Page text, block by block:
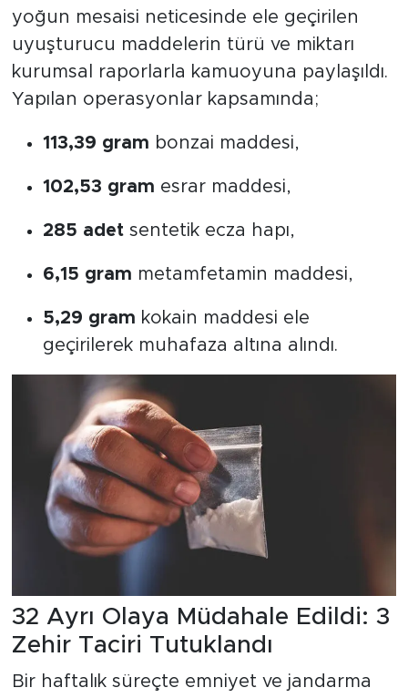
yoğun mesaisi neticesinde ele geçirilen
uyuşturucu maddelerin türü ve miktarı
kurumsal raporlarla kamuoyuna paylaşıldı.
Yapılan operasyonlar kapsamında;
113,39 gram bonzai maddesi,
102,53 gram esrar maddesi,
285 adetsentetik ecza hapı,
6,15 gram metamfetamin maddesi,
5,29 gram kokain maddesi ele
geçirilerek muhafaza altına alındı.
32 Ayrı Olaya Müdahale Edildi: 3
Zehir Taciri Tutuklandı
Bir haftalık süreçte emniyet ve jandarma